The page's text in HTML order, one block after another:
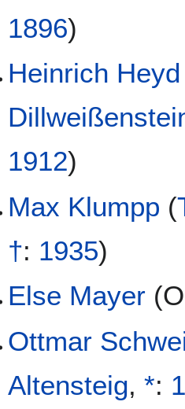
1896)
Heinrich Heyd
1912)
Max Klumpp (
†: 1935)
Else Mayer (
Ottmar
Altensteig,*: